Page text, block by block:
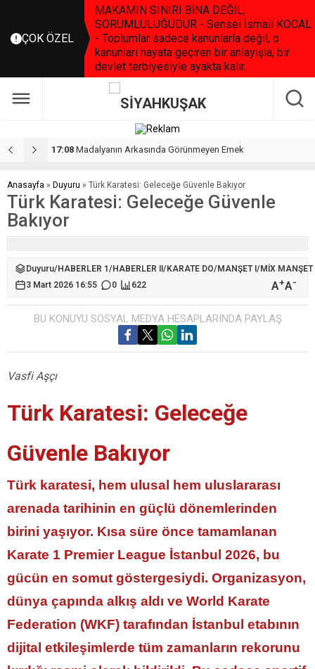
ÇOK ÖZEL
MAKAMIN SINIRI BİNA DEĞİL,
SORUMLULUĞUDUR - Sensei İsmail KOCAL
- Toplumlar sadece kanunlarla değil, o
kanunları hayata geçiren bir anlayışla, bir
devlet terbiyesiyle ayakta kalır.
23:51 TKF’den Türk Sporunda Bir İlk: Üniversite Güvencesinde Eğitsel Antrenörlük Programı Başlıyor…
Anasayfa » Duyuru » Türk Karatesi: Geleceğe Güvenle Bakıyor
Türk Karatesi: Geleceğe Güvenle
Bakıyor
Duyuru/HABERLER 1 /HABERLER II /KARATE DO/MANŞET I /MİX MANŞET
3 Mart 2026 16:55
0 622 A+A-
BU KONUYU SOSYAL MEDYA HESAPLARINDA PAYLAŞ
Vasfi Aşçı
Türk Karatesi: Geleceğe
Güvenle Bakıyor
Türk karatesi, hem ulusal hem uluslararası
arenada tarihinin en güçlü dönemlerinden
birini yaşıyor. Kısa süre önce tamamlanan
Karate 1 Premier League İstanbul 2026, bu
gücün en somut göstergesiydi. Organizasyon,
dünya çapında alkış aldı ve World Karate
Federation (WKF) tarafından İstanbul etabının
dijital etkileşimlerde tüm zamanların rekorunu